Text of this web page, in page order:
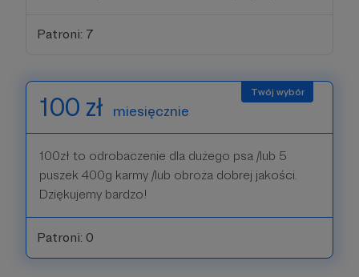
Patroni: 7
100 zł miesięcznie
100zł to odrobaczenie dla dużego psa /lub 5
puszek 400g karmy /lub obroża dobrej jakości.
Dziękujemy bardzo!
Patroni: 0